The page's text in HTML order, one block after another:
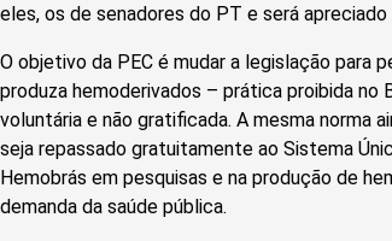
eles, os de senadores do PT e será apreciado
O objetivo da PEC é mudar a legislação para
produza hemoderivados – prática proibida no
voluntária e não gratificada. A mesma norma
seja repassado gratuitamente ao Sistema
Hemobrás em pesquisas e na produção de
demanda da saúde pública.